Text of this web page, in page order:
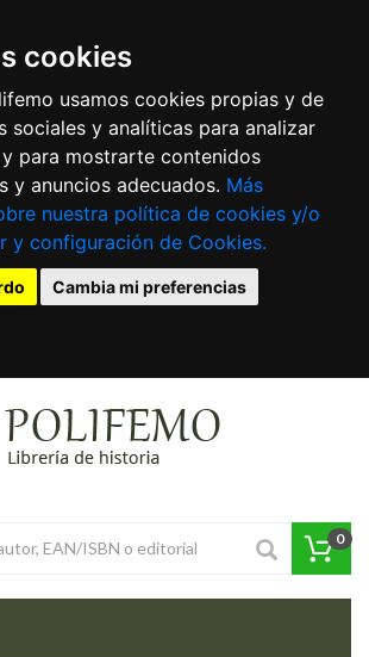
cookies
usamos cookies propias y de
sociales y analíticas para analizar
para mostrarte contenidos
y anuncios adecuados. Más
nuestra política de cookies y/o
y configuración de Cookies.
Cambia mi preferencias
0